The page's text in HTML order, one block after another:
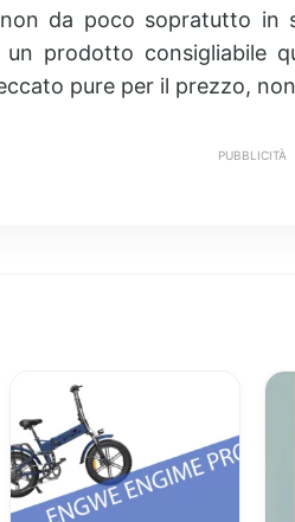
da poco sopratutto in
un prodotto consigliabile
pure per il prezzo,
PUBBLICITÀ